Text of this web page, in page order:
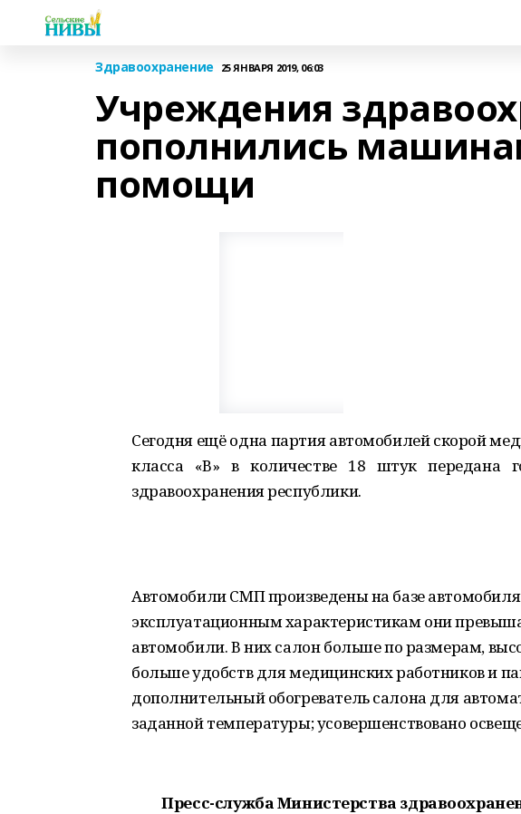
Здравоохранение 25 ЯНВАРЯ 2019, 06:03
Учреждения
пополнились
помощи
Сегодня ещё одна партия автомобилей скорой
класса «В» в количестве 18 штук передана
здравоохранения республики.
Автомобили СМП произведены на базе
эксплуатационным характеристикам они
автомобили. В них салон больше по размерам,
больше удобств для медицинских работников и
дополнительный обогреватель салона для
заданной температуры; усовершенствовано
Пресс-служба Министерства